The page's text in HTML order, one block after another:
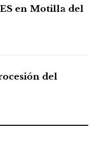
en Motilla del
del